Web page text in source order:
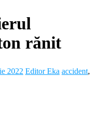
rănit
2022 Editor Eka accident,